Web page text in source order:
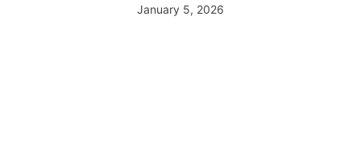
January 5, 2026